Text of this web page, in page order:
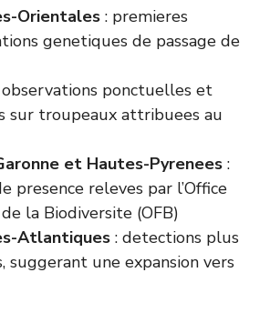
Orientales : premieres
genetiques de passage de
observations ponctuelles et
sur troupeaux attribuees au
et Hautes-Pyrenees :
presence releves par l’Office
de la Biodiversite (OFB)
Atlantiques : detections plus
suggerant une expansion vers